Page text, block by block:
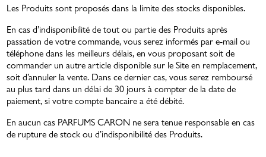
Les Produits sont proposés dans la limite des stocks disponibles.
En cas d’indisponibilité de tout ou partie des Produits après
passation de votre commande, vous serez informés par e-mail ou
téléphone dans les meilleurs délais, en vous proposant soit de
commander un autre article disponible sur le Site en remplacement,
soit d’annuler la vente. Dans ce dernier cas, vous serez remboursé
au plus tard dans un délai de 30 jours à compter de la date de
paiement, si votre compte bancaire a été débité.
En aucun cas PARFUMS CARON ne sera tenue responsable en cas
de rupture de stock ou d’indisponibilité des Produits.